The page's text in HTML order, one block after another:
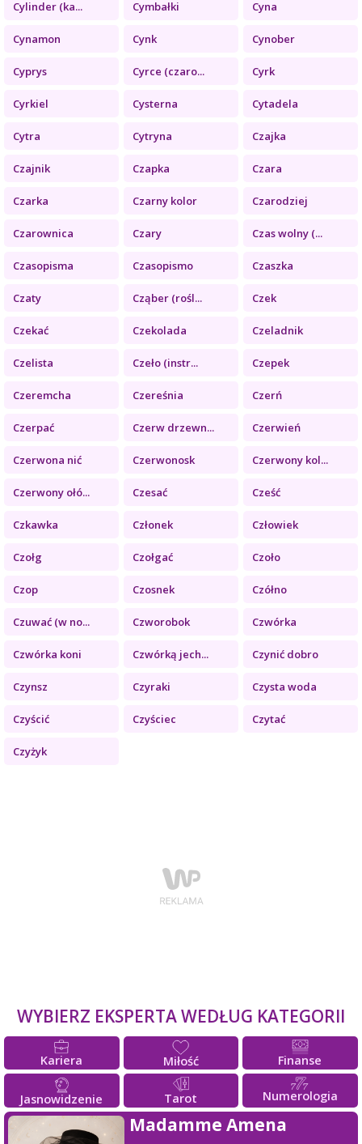
Cylinder (ka... Cymbałki Cyna
Cynamon Cynk Cynober
Cyprys Cyrce (czaro... Cyrk
Cyrkiel Cysterna Cytadela
Cytra Cytryna Czajka
Czajnik Czapka Czara
Czarka Czarny kolor Czarodziej
Czarownica Czary Czas wolny (...
Czasopisma Czasopismo Czaszka
Czaty Cząber (rośl... Czek
Czekać Czekolada Czeladnik
Czelista Czeło (instr... Czepek
Czeremcha Czereśnia Czerń
Czerpać Czerw drzewn... Czerwień
Czerwona nić Czerwonosk Czerwony kol...
Czerwony ołó... Czesać Cześć
Czkawka Członek Człowiek
Czołg Czołgać Czoło
Czop Czosnek Czółno
Czuwać (w no... Czworobok Czwórka
Czwórka koni Czwórką jech... Czynić dobro
Czynsz Czyraki Czysta woda
Czyścić Czyściec Czytać
Czyżyk
WYBIERZ EKSPERTA WEDŁUG KATEGORII
Kariera Miłość Finanse
Jasnowidzenie Tarot Numerologia
Madamme Amena